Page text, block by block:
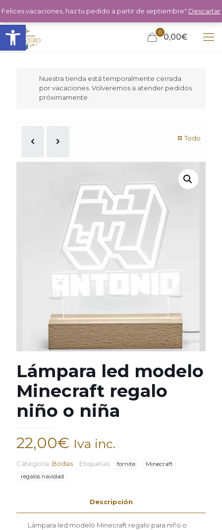
Abrir barra de herramientas 0 0,00€
Nuestra tienda está temporalmente cerrada
por vacaciones. Volveremos a atender pedidos
próximamente.
Todo
Lámpara led modelo
Minecraft regalo
niño o niña
22,00€ Iva inc.
Categoría: Bodas Etiquetas: fornite
Minecraft
regalos navidad
Descripción
Lámpara led modelo Minecraft regalo para niño o
Felices vacaciones, haz tu pedido a partir de septiembre" Descartar